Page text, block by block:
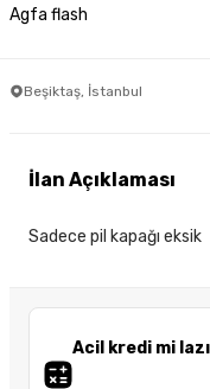
Agfa flash
Beşiktaş, İstanbul
Acil kredi mi
İlan Açıklaması
Sadece pil kapağı eksik